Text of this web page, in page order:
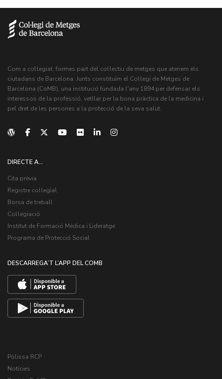
Com a col·legiat, formes part del col·lectiu de metges que atenem els
ciutadans de Barcelona. Junts constituïm el Col·legi de Metges de
Barcelona (CoMB), una institució fundada l'any 1894 per defensar els
interessos de la professió, vetllar per la bona pràctica de la medicina i
pel dret de les persones a la protecció de la seva salut.
DIRECTE A...
Cita prèvia
Registre col·legial
Borsa de treball
Col·legiació
Institut de Formació Mèdica i Lideratge
Programa de Protecció Social
DESCARREGA’T L’APP DEL COMB
Pòlissa RCP
Notícies